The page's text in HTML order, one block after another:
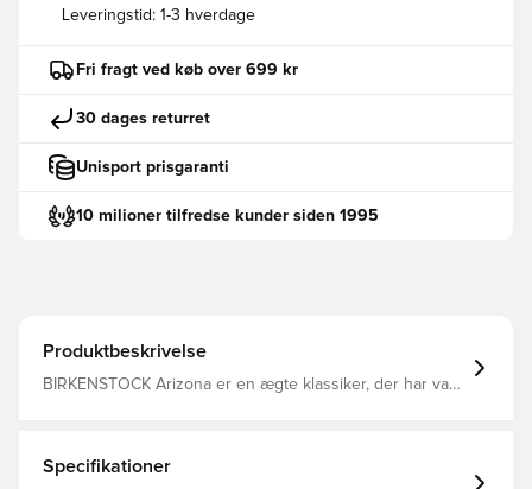
Leveringstid: 1-3 hverdage
Fri fragt ved køb over 699 kr
30 dages returret
Unisport prisgaranti
10 milioner tilfredse kunder siden 1995
Produktbeskrivelse
BIRKENSTOCK Arizona er en ægte klassiker, der har vakt
EVA af høj kvalitet kombinerer mange positive
egenskaber: Det er meget let, højelastisk, vandfast,
Specifikationer